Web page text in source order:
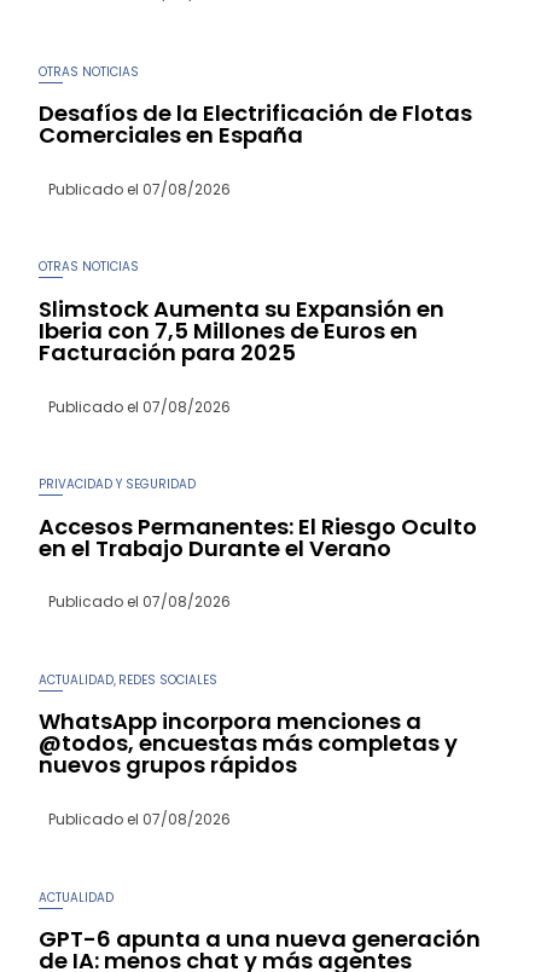
OTRAS NOTICIAS
Desafíos de la Electrificación de Flotas
Comerciales en España
Publicado el 07/08/2026
OTRAS NOTICIAS
Slimstock Aumenta su Expansión en
Iberia con 7,5 Millones de Euros en
Facturación para 2025
Publicado el 07/08/2026
PRIVACIDAD Y SEGURIDAD
Accesos Permanentes: El Riesgo Oculto
en el Trabajo Durante el Verano
Publicado el 07/08/2026
ACTUALIDAD REDES SOCIALES
WhatsApp incorpora menciones a
@todos, encuestas más completas y
nuevos grupos rápidos
Publicado el 07/08/2026
ACTUALIDAD
GPT-6 apunta a una nueva generación
de IA: menos chat y más agentes